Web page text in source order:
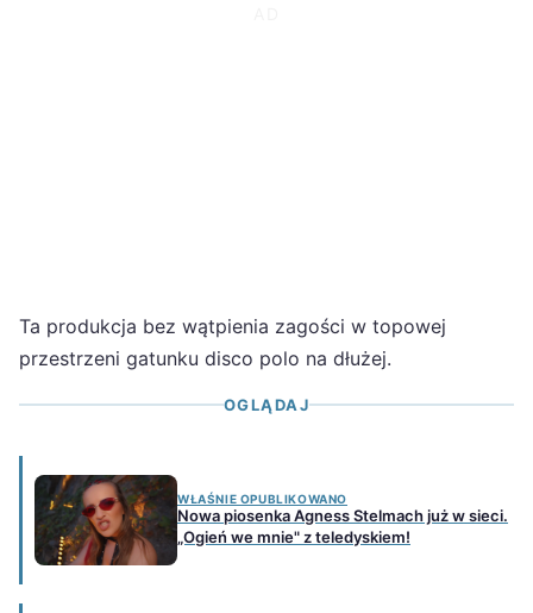
Ta produkcja bez wątpienia zagości w topowej
przestrzeni gatunku disco polo na dłużej.
OGLĄDAJ
WŁAŚNIE OPUBLIKOWANO
Nowa piosenka Agness Stelmach już w sieci.
„Ogień we mnie" z teledyskiem!